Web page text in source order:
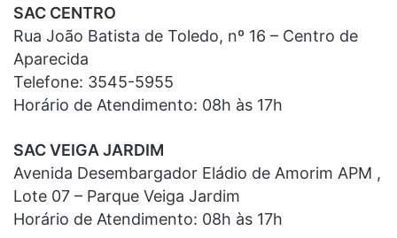
SAC CENTRO
Rua João Batista de Toledo, nº 16 – Centro de
Aparecida
Telefone: 3545-5955
Horário de Atendimento: 08h às 17h
SAC VEIGA JARDIM
Avenida Desembargador Eládio de Amorim APM ,
Lote 07 – Parque Veiga Jardim
Horário de Atendimento: 08h às 17h